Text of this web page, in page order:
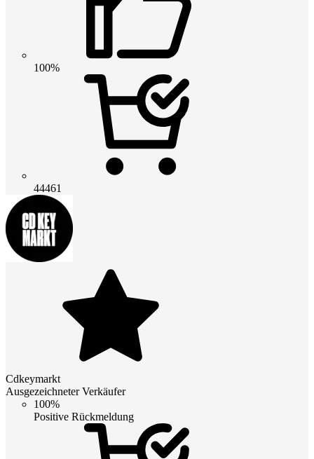
100%
44461
Cdkeymarkt
Ausgezeichneter Verkäufer
100%
Positive Rückmeldung